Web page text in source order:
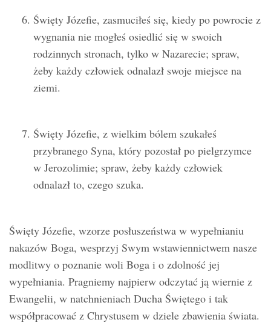
Święty Józefie, zasmuciłeś się, kiedy po powrocie z
wygnania nie mogłeś osiedlić się w swoich
rodzinnych stronach, tylko w Nazarecie; spraw,
żeby każdy człowiek odnalazł swoje miejsce na
ziemi.
Święty Józefie, z wielkim bólem szukałeś
przybranego Syna, który pozostał po pielgrzymce
w Jerozolimie; spraw, żeby każdy człowiek
odnalazł to, czego szuka.
Święty Józefie, wzorze posłuszeństwa w wypełnianiu
nakazów Boga, wesprzyj Swym wstawiennictwem nasze
modlitwy o poznanie woli Boga i o zdolność jej
wypełniania. Pragniemy najpierw odczytać ją wiernie z
Ewangelii, w natchnieniach Ducha Świętego i tak
współpracować z Chrystusem w dziele zbawienia świata.